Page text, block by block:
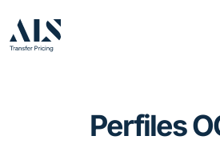
Perfiles